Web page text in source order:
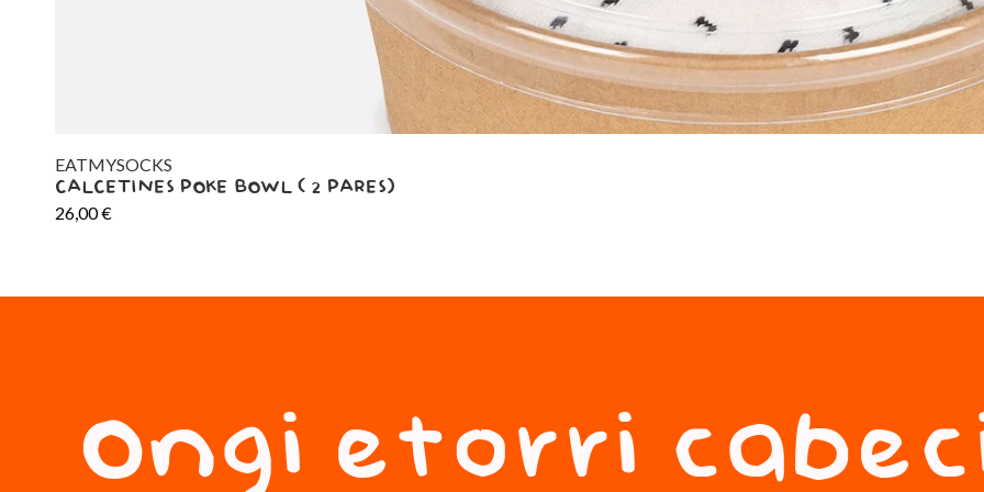
EATMYSOCKS
CALCETINES POKE BOWL ( 2 PARES)
26,00€
Ongi etorri